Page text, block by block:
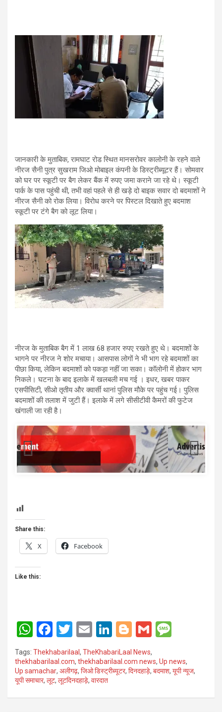
जानकारी के मुताबिक, रामघाट रोड स्थित मानसरोवर कालोनी के रहने वाले
नीरज सैनी पुत्र सुखराम जिओ मोबाइल कंपनी के डिस्ट्रीब्यूटर हैं। सोमवार
को घर पर स्कूटी पर बैग लेकर बैंक में रुपए जमा कराने जा रहे थे। स्कूटी
पार्क के पास पहुंची थी, तभी वहां पहले से ही खड़े दो बाइक सवार दो बदमाशों ने
नीरज सैनी को रोक लिया। विरोध करने पर पिस्टल दिखाते हुए बदमाश
स्कूटी पर टंगे बैग को लूट लिया।
नीरज के मुताबिक बैग में 1 लाख 68 हजार रुपए रखते हुए थे। बदमाशों के
भागने पर नीरज ने शोर मचाया। आसपास लोगों ने भी भाग रहे बदमाशों का
पीछा किया, लेकिन बदमाशों को पकड़ा नहीं जा सका। कॉलोनी में होकर भाग
निकले। घटना के बाद इलाके में खलबली मच गई । इधर, खबर पाकर
एसपीसिटी, सीओ तृतीय और क्वार्सी थानां पुलिस मौके पर पहुंच गई। पुलिस
बदमाशों की तलाश में जुटी हैं। इलाके में लगे सीसीटीवी कैमरों की फुटेज
खंगाली जा रही है।
template
Share this:
X Facebook
Like this:
W
h
at
s
A
F
a
ce
b
o
T
wi
tt
er
E
m
ail
Li
n
ke
dI
n
Bl
o
g
g
er
G
ail s
a
g
Tags: Thekhabarilaal , TheKhabariLaal News,
thekhabarilaal.com, thekhabarilaal.com news, Up news,
Up samachar, अलीगढ़, जिओ डिस्ट्रीब्यूटर, दिनदहाड़े, बदमाश, यूपी न्यूज,
यूपी समाचार, लूट, लूटदिनदहाड़े, वारदात